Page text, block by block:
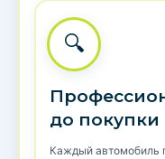
🔍
до покупки
Каждый автомобиль